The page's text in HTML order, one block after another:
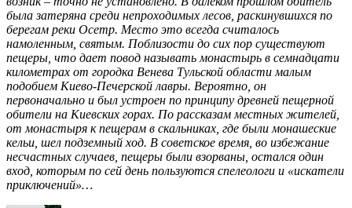
была затеряна среди непроходимых лесов, раскинувшихся по
берегам реки Осетр. Место это всегда считалось
намоленным, святым. Поблизости до сих пор существуют
пещеры, что дает повод называть монастырь в семнадцати
километрах от городка Венева Тульской области малым
подобием Киево-Печерской лавры. Вероятно, он
первоначально и был устроен по принципу древней пещерной
обители на Киевских горах. По рассказам местных жителей,
от монастыря к пещерам в скальниках, где были монашеские
кельи, шел подземный ход. В советское время, во избежание
несчастных случаев, пещеры были взорваны, остался один
вход, которым по сей день пользуются спелеологи и «искатели
приключений»…